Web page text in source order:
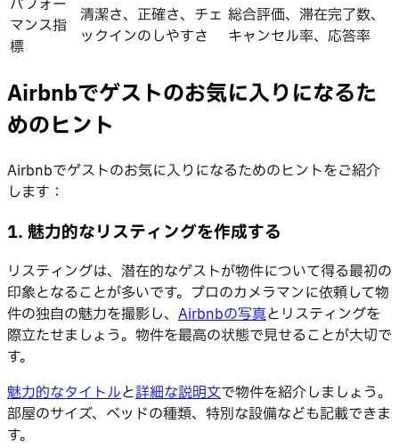
パフォー
マンス指
標
清潔さ、正確さ、チェ
ックインのしやすさ
総合評価、滞在完了数、
キャンセル率、応答率
Airbnbでゲストのお気に入りになるた
めのヒント
Airbnbでゲストのお気に入りになるためのヒントをご紹介
します：
1. 魅力的なリスティングを作成する
リスティングは、潜在的なゲストが物件について得る最初の
印象となることが多いです。プロのカメラマンに依頼して物
件の独自の魅力を撮影し、 Airbnbの写真とリスティングを
際立たせましょう。物件を最高の状態で見せることが大切で
す。
魅力的なタイトルと詳細な説明文で物件を紹介しましょう。
部屋のサイズ、ベッドの種類、特別な設備なども記載できま
す。